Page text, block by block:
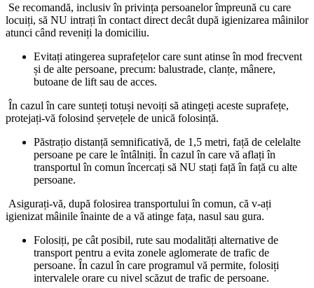
Se recomandă, inclusiv în privința persoanelor împreună cu care
locuiți, să NU intrați în contact direct decât după igienizarea mâinilor
atunci când reveniți la domiciliu.
Evitați atingerea suprafețelor care sunt atinse în mod frecvent
și de alte persoane, precum: balustrade, clanțe, mânere,
butoane de lift sau de acces.
În cazul în care sunteți totuși nevoiți să atingeți aceste suprafețe,
protejați-vă folosind șervețele de unică folosință.
Păstrațio distanță semnificativă, de 1,5 metri, față de celelalte
persoane pe care le întâlniți. În cazul în care vă aflați în
transportul în comun încercați să NU stați față în față cu alte
persoane.
Asigurați-vă, după folosirea transportului în comun, că v-ați
igienizat mâinile înainte de a vă atinge fața, nasul sau gura.
Folosiți, pe cât posibil, rute sau modalități alternative de
transport pentru a evita zonele aglomerate de trafic de
persoane. În cazul în care programul vă permite, folosiți
intervalele orare cu nivel scăzut de trafic de persoane.